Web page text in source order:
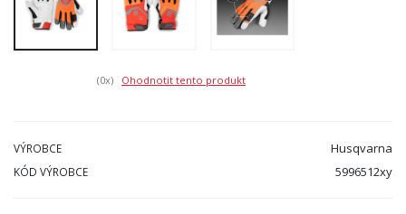
(0x) Ohodnotit tento produkt
VÝROBCE Husqvarna
KÓD VÝROBCE 5996512xy